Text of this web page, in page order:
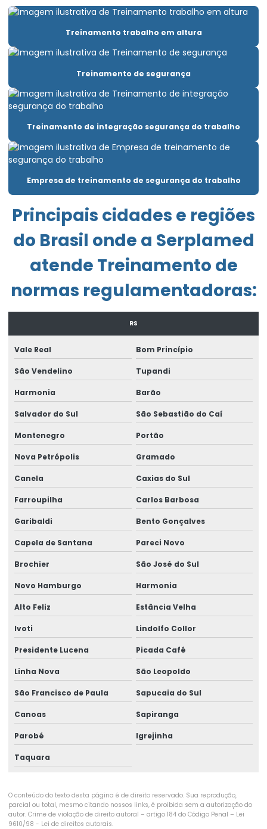
Clínica de exame ocupacional
Clínica para fazer exame demissional
Clínica pgr
Elaboração de pcmso
Elaboração de pgr e pcmso
Elaborar pgr
Emissão de laudo de periculosidade
Empresa de consultoria empresarial
Empresa de consultoria de segurança do trabalho
Empresa de engenharia de segurança do trabalho
Empresa exame admissional
Empresa laudo de periculosidade
Empresa que elabora pgr
Empresa que faz ltcat
Empresa que faz pcmso
Empresa de treinamento de segurança do trabalho
Envio do evento s 2221
Envio eventos periódicos esocial
Envio eventos sst esocial
Envio de sst
Envio sst para o esocial
Exame admissão
Exame admissional audiometria
Exame admissional clínica
Exame admissional para empresas
Exame admissional glicemia
Exame admissional hemograma
Exame admissional de sangue
Exame aso periódico
Exame demissional valor
Exame eletrocardiograma
Treinamento trabalho em altura
Treinamento de segurança
Treinamento de integração segurança do trabalho
Empresa de treinamento de segurança do trabalho
Principais cidades e regiões
do Brasil onde a Serplamed
atende Treinamento de
normas regulamentadoras:
RS
Vale Real Bom Princípio
São Vendelino Tupandi
Harmonia Barão
Salvador do Sul São Sebastião do Caí
Montenegro Portão
Nova Petrópolis Gramado
Canela Caxias do Sul
Farroupilha Carlos Barbosa
Garibaldi Bento Gonçalves
Capela de Santana Pareci Novo
Brochier São José do Sul
Novo Hamburgo Harmonia
Alto Feliz Estância Velha
Ivoti Lindolfo Collor
Presidente Lucena Picada Café
Linha Nova São Leopoldo
São Francisco de Paula Sapucaia do Sul
Canoas Sapiranga
Parobé Igrejinha
Taquara
O conteúdo do texto desta página é de direito reservado. Sua reprodução,
parcial ou total, mesmo citando nossos links, é proibida sem a autorização do
autor. Crime de violação de direito autoral – artigo 184 do Código Penal – Lei
9610/98 - Lei de direitos autorais.